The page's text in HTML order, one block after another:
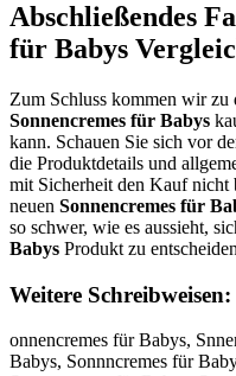
Abschließendes
für Babys
Zum Schluss kommen wir zu
Sonnencremes für Babys
kann. Schauen Sie sich vor
die Produktdetails und
mit Sicherheit den Kauf nicht
neuen Sonnencremes für
so schwer, wie es aussieht,
Babys Produkt zu
Weitere Schreibweisen:
onnencremes für Babys, Snnencremes für Babys, Sonencremes für Babys, Sonnncremes für Babys, Sonnecremes für Babys, Sonnenremes für Babys, Sonnencemes für Babys, Sonnencrmes für Babys, Sonnencrees für Babys, Sonnencrems für Babys, Sonnencreme für Babys, Sonnencremes für Babys, Sonnencremes ür Babys, Sonnencremes fr Babys, Sonnencremes fü Babys, Sonnencremes für abys, Sonnencremes für Bbys, Sonnencremes für Bays, Sonnencremes für Babs, Sonnencremes für Baby, SSonnencremes für Babys, Soonnencremes für Babys, Sonnnencremes für Babys, Sonneencremes für Babys, Sonnenncremes für Babys, Sonnenccremes für Babys, Sonnencrremes für Babys, Sonnencreemes für Babys, Sonnencremmes für Babys, Sonnencremees für Babys, Sonnencremess für Babys, Sonnencremes ffür Babys, Sonnencremes füür Babys, Sonnencremes fürr Babys, Sonnencremes für BBabys, Sonnencremes für Baabys, Sonnencremes für Babbys, Sonnencremes für Babyys, Sonnencremes für Babyss, oSnnencremes für Babys, Snonencremes für Babys, Sonenncremes für Babys, Sonnnecremes für Babys, Sonnecnremes für Babys, Sonnenrcemes für Babys, Sonnencermes für Babys, Sonnencrmees für Babys, Sonnencreems für Babys, Sonnencremse für Babys, Sonnencreme sfür Babys, Sonnencremesf ür Babys, Sonnencremes üfr Babys, Sonnencremes frü Babys, Sonnencremes fü rBabys, Sonnencremes fürB abys, Sonnencremes für aBbys, Sonnencremes für Bbays, Sonnencremes für Baybs, Sonnencremes für Babsy, Sonnencremesfür Babys, Sonnencremes fürBabys, Qonnencremes für Babys, Wonnencremes für Babys, Eonnencremes für Babys, Zonnencremes für Babys, Xonnencremes für Babys, Connencremes für Babys, Sinnencremes für Babys, Sknnencremes für Babys, Slnnencremes für Babys, Spnnencremes für Babys, S9nnencremes für Babys, S0nnencremes für Babys, So nencremes für Babys, Sobnencremes für Babys, Sognencremes für Babys, Sohnencremes für Babys, Sojnencremes für Babys, Somnencremes für Babys, Son encremes für Babys, Sonbencremes für Babys, Songencremes für Babys, Sonhencremes für Babys, Sonjencremes für Babys, Sonmencremes für Babys, Sonnwncremes für Babys, Sonnsncremes für Babys, Sonndncremes für Babys, Sonnfncremes für Babys, Sonnrncremes für Babys, Sonn3ncremes für Babys, Sonn4ncremes für Babys, Sonne cremes für Babys, Sonnebcremes für Babys, Sonnegcremes für Babys, Sonnehcremes für Babys, Sonnejcremes für Babys, Sonnemcremes für Babys, Sonnen remes für Babys, Sonnenxremes für Babys, Sonnensremes für Babys, Sonnendremes für Babys, Sonnenfremes für Babys, Sonnenvremes für Babys, Sonnenceemes für Babys, Sonnencdemes für Babys, Sonnencfemes für Babys, Sonnencgemes für Babys, Sonnenctemes für Babys, Sonnenc4emes für Babys, Sonnenc5emes für Babys, Sonnencrwmes für Babys, Sonnencrsmes für Babys, Sonnencrdmes für Babys, Sonnencrfmes für Babys, Sonnencrrmes für Babys, Sonnencr3mes für Babys, Sonnencr4mes für Babys, Sonnencre es für Babys, Sonnencrenes für Babys, Sonnencrehes für Babys, Sonnencrejes für Babys, Sonnencrekes für Babys, Sonnencreles für Babys, Sonnencremws für Babys, Sonnencremss für Babys, Sonnencremds für Babys, Sonnencremfs für Babys, Sonnencremrs für Babys, Sonnencrem3s für Babys, Sonnencrem4s für Babys, Sonnencremeq für Babys, Sonnencremew für Babys, Sonnencremee für Babys, Sonnencremez für Babys, Sonnencremex für Babys, Sonnencremec für Babys, Sonnencremes cür Babys, Sonnencremes dür Babys, Sonnencremes eür Babys, Sonnencremes rür Babys, Sonnencremes tür Babys, Sonnencremes gür Babys, Sonnencremes bür Babys, Sonnencremes vür Babys, Sonnencremes fpr Babys, Sonnencremes fär Babys, Sonnencremes för Babys, Sonnencremes füe Babys, Sonnencremes füd Babys, Sonnencremes füf Babys, Sonnencremes füg Babys, Sonnencremes füt Babys, Sonnencremes fü4 Babys, Sonnencremes fü5 Babys, Sonnencremes für abys, Sonnencremes für Vabys, Sonnencremes für Fabys, Sonnencremes für Gabys, Sonnencremes für Habys, Sonnencremes für Nabys, Sonnencremes für Bqbys, Sonnencremes für Bwbys, Sonnencremes für Bzbys, Sonnencremes für Bxbys, Sonnencremes für Ba ys, Sonnencremes für Bavys, Sonnencremes für Bafys, Sonnencremes für Bagys, Sonnencremes für Bahys, Sonnencremes für Banys, Sonnencremes für Babts, Sonnencremes für Babgs, Sonnencremes für Babhs, Sonnencremes für Babjs, Sonnencremes für Babus, Sonnencremes für Bab6s, Sonnencremes für Bab7s, Sonnencremes für Babyq, Sonnencremes für Babyw, Sonnencremes für Babye, Sonnencremes für Babyz,